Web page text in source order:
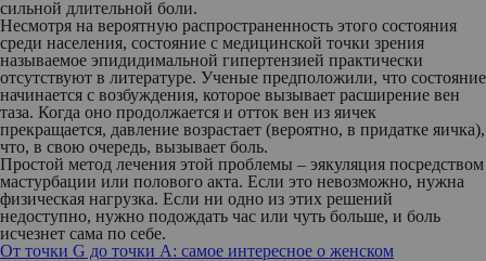
сильной длительной боли.
Несмотря на вероятную распространенность этого состояния
среди населения, состояние с медицинской точки зрения
называемое эпидидимальной гипертензией практически
отсутствуют в литературе. Ученые предположили, что состояние
начинается с возбуждения, которое вызывает расширение вен
таза. Когда оно продолжается и отток вен из яичек
прекращается, давление возрастает (вероятно, в придатке яичка),
что, в свою очередь, вызывает боль.
Простой метод лечения этой проблемы – эякуляция посредством
мастурбации или полового акта. Если это невозможно, нужна
физическая нагрузка. Если ни одно из этих решений
недоступно, нужно подождать час или чуть больше, и боль
исчезнет сама по себе.
От точки G до точки А: самое интересное о женском